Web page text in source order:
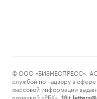
© ООО «БИЗНЕСПРЕСС», АО
службой по надзору в
массовой информации
пометкой «РБК».